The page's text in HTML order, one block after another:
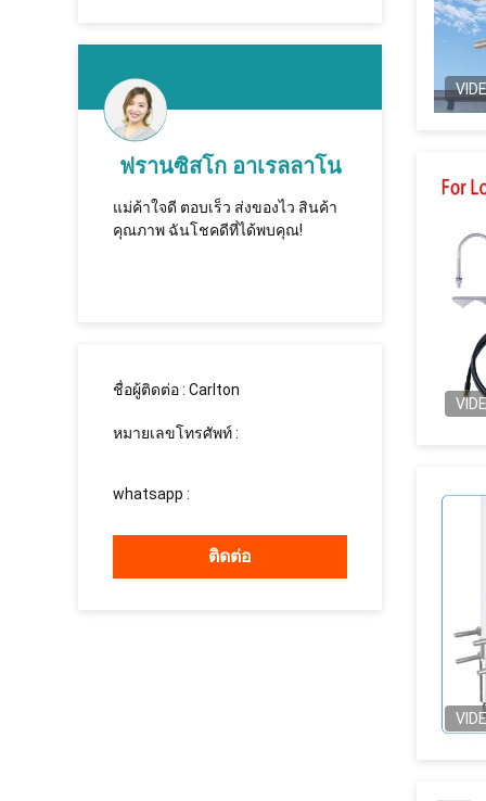
ฟรานซิสโก อาเรลลาโน
แม่ค้าใจดี ตอบเร็ว ส่งของไว สินค้า
คุณภาพ ฉันโชคดีที่ได้พบคุณ!
ชื่อผู้ติดต่อ : Carlton
หมายเลขโทรศัพท์ :
whatsapp :
ติดต่อ